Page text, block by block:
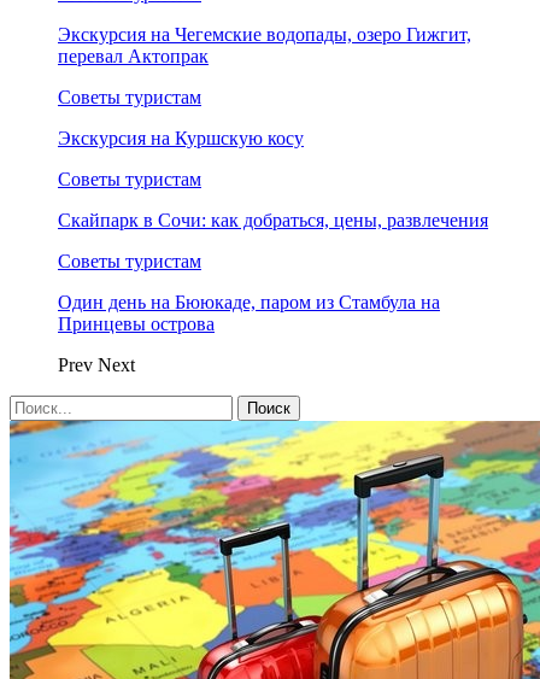
Экскурсия на Чегемские водопады, озеро Гижгит,
перевал Актопрак
Советы туристам
Экскурсия на Куршскую косу
Советы туристам
Скайпарк в Сочи: как добраться, цены, развлечения
Советы туристам
Один день на Бююкаде, паром из Стамбула на
Принцевы острова
Prev Next